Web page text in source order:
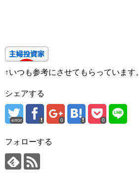
↑いつも参考にさせてもらっています。
シェアする
error 0 0
フォローする